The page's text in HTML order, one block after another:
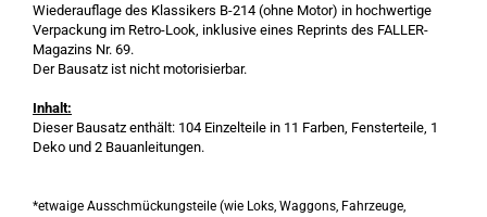
Wiederauflage des Klassikers B-214 (ohne Motor) in hochwertige
Verpackung im Retro-Look, inklusive eines Reprints des FALLER-
Magazins Nr. 69.
Der Bausatz ist nicht motorisierbar.
Inhalt:
Dieser Bausatz enthält: 104 Einzelteile in 11 Farben, Fensterteile, 1
Deko und 2 Bauanleitungen.
*etwaige Ausschmückungsteile (wie Loks, Waggons, Fahrzeuge,